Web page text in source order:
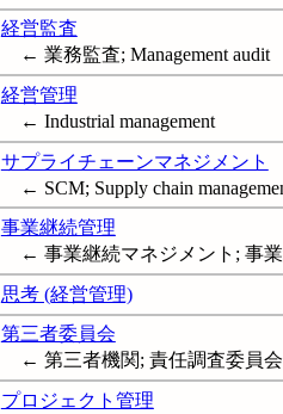
経営監査
← 業務監査; Management audit
経営管理
← Industrial management
サプライチェーンマネジメント
← SCM; Supply chain
事業継続管理
← 事業継続マネジメント; 事
思考 (経営管理)
第三者委員会
← 第三者機関; 責任調査委員会
プロジェクト管理